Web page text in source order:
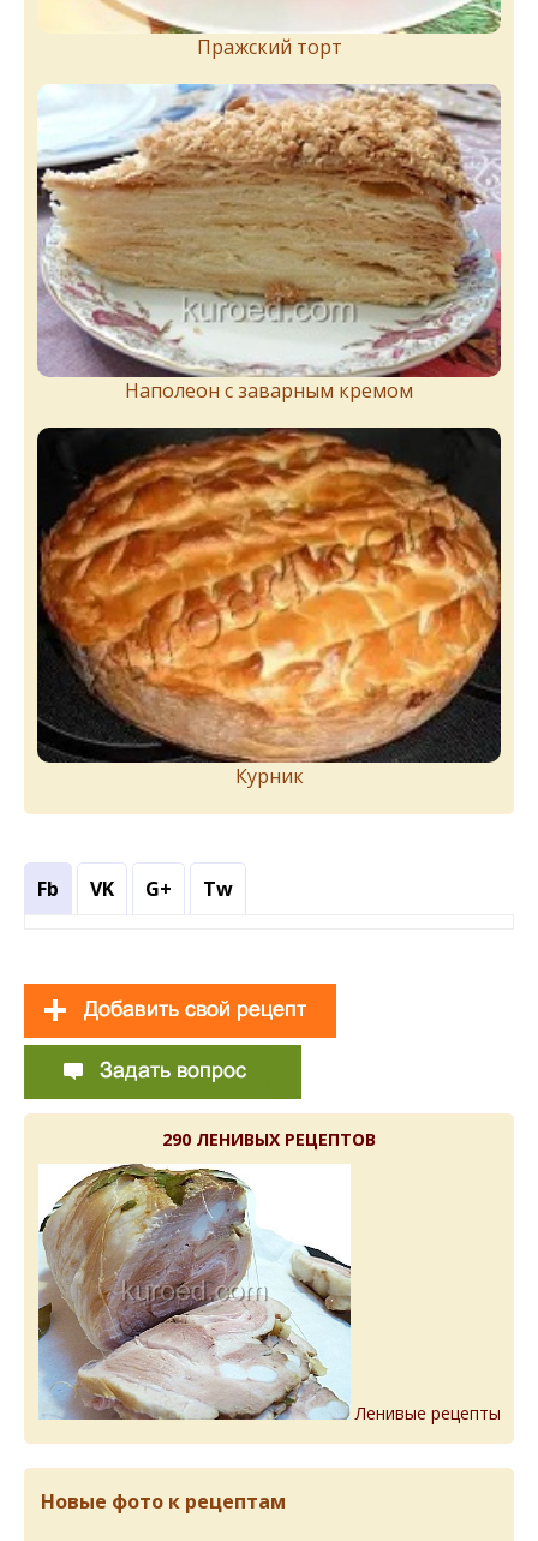
Пражский торт
Наполеон с заварным кремом
Курник
Fb VK G+ Tw
290 ЛЕНИВЫХ РЕЦЕПТОВ
Ленивые рецепты
Новые фото к рецептам